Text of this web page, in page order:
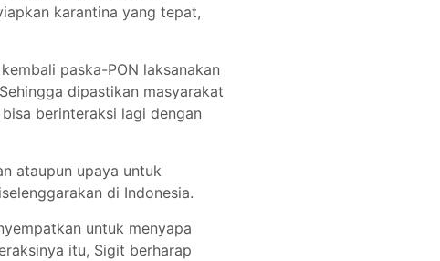
karantina yang tepat,
paska-PON laksanakan
dipastikan masyarakat
berinteraksi lagi dengan
ataupun upaya untuk
di Indonesia.
untuk menyapa
itu, Sigit berharap